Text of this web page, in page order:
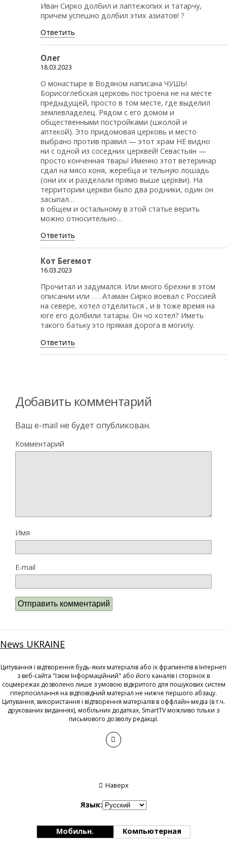
Иван Сирко долбил и лаптежопих и татарчу,
причем успешно долбил этих азиатов! ?
Ответить
Олег
18.03.2023
О монастыре в Водяном написана ЧУШЬ!
Борисоглебская церковь построена не на месте
предыдущей, просто в том месте, где выделил
землевладелец. Рядом с его домом и
общественными постройками (школой и
аптекой). Это придомовая церковь и место
выбрано против правил — этот храм НЕ видно
ни с одной из соседних церквей! Севастьян —
просто конченная тварь! Именно этот ветеринар
сдал на мясо коня, жеребца и тельную лошадь
(они их и разделали прямо выше церкви). На
территории церкви было два родники, один он
засыпал…
в общем и остальному в этой статье верить
можно относительно…
Ответить
Кот Бегемот
16.03.2023
Прочитал и задумался. Или много брехни в этом
описании или . . . Атаман Сирко воевал с Россией
на севере, хотел отделиться , и в тоже время на
юге его долбили татары. Он чо хотел? Иметь
такого батьку это прямая дорога в могилу.
Ответить
Добавить комментарий
Ваш e-mail не будет опубликован.
Комментарий
Имя
E-mail
News UKRAINE
Цитування і відтворення будь-яких матеріалів або їх фрагментів в Інтернеті
з веб-сайта "Ізюм Інформаційний" або його каналів і сторінок в
соцмережах дозволено лише з умовою відкритого для пошукових систем
гіперпосилання на відповідний матеріал не нижче першого абзацу.
Цитування, використання і відтворення матеріалів в оффлайн-медіа (в т.ч.
друкованих виданнях), мобільних додатках, SmartTV можливо тільки з
письмового дозволу редакції.
Наверх
Язык:
Мобильн. Компьютерная